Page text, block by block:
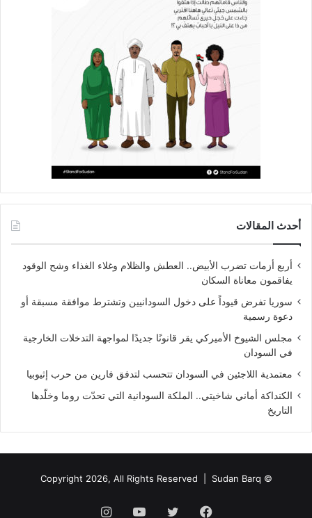
أحدث المقالات
أربع أزمات تضرب الأبيض.. العطش والظلام وغلاء الغذاء وشح الوقود
يفاقمون معاناة السكان
سوريا تفرض قيوداً على دخول السودانيين وتشترط موافقة مسبقة أو
دعوة رسمية
مجلس الشيوخ الأميركي يقر قانونًا جديدًا لمواجهة التدخلات الخارجية
في السودان
معتمدية اللاجئين في السودان تتحسب لتدفق فارين من حرب إثيوبيا
الكنداكة أماني شاخيتي.. الملكة السودانية التي تحدّت روما وخلّدها
التاريخ
© Copyright 2026, All Rights Reserved |
Sudan Barq
فيسبوك تويتر يوتيوبانستقرام